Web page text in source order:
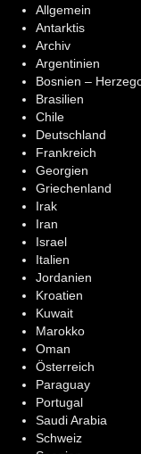
Allgemein
Antarktis
Archiv
Argentinien
Bosnien –
Brasilien
Chile
Deutschland
Frankreich
Georgien
Griechenland
Irak
Iran
Israel
Italien
Jordanien
Kroatien
Kuwait
Marokko
Oman
Österreich
Paraguay
Portugal
Saudi Arabia
Schweiz